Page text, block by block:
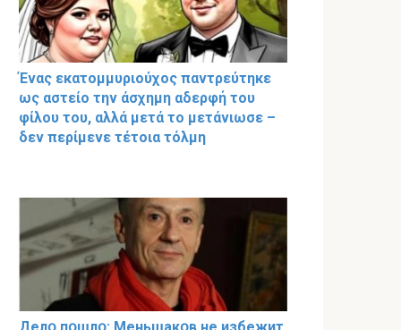
Ένας εκατομμυριούχος παντρεύτηκε
ως αστείο την άσχημη αδερφή του
φίλου του, αλλά μετά το μετάνιωσε –
δεν περίμενε τέτοια τόλμη